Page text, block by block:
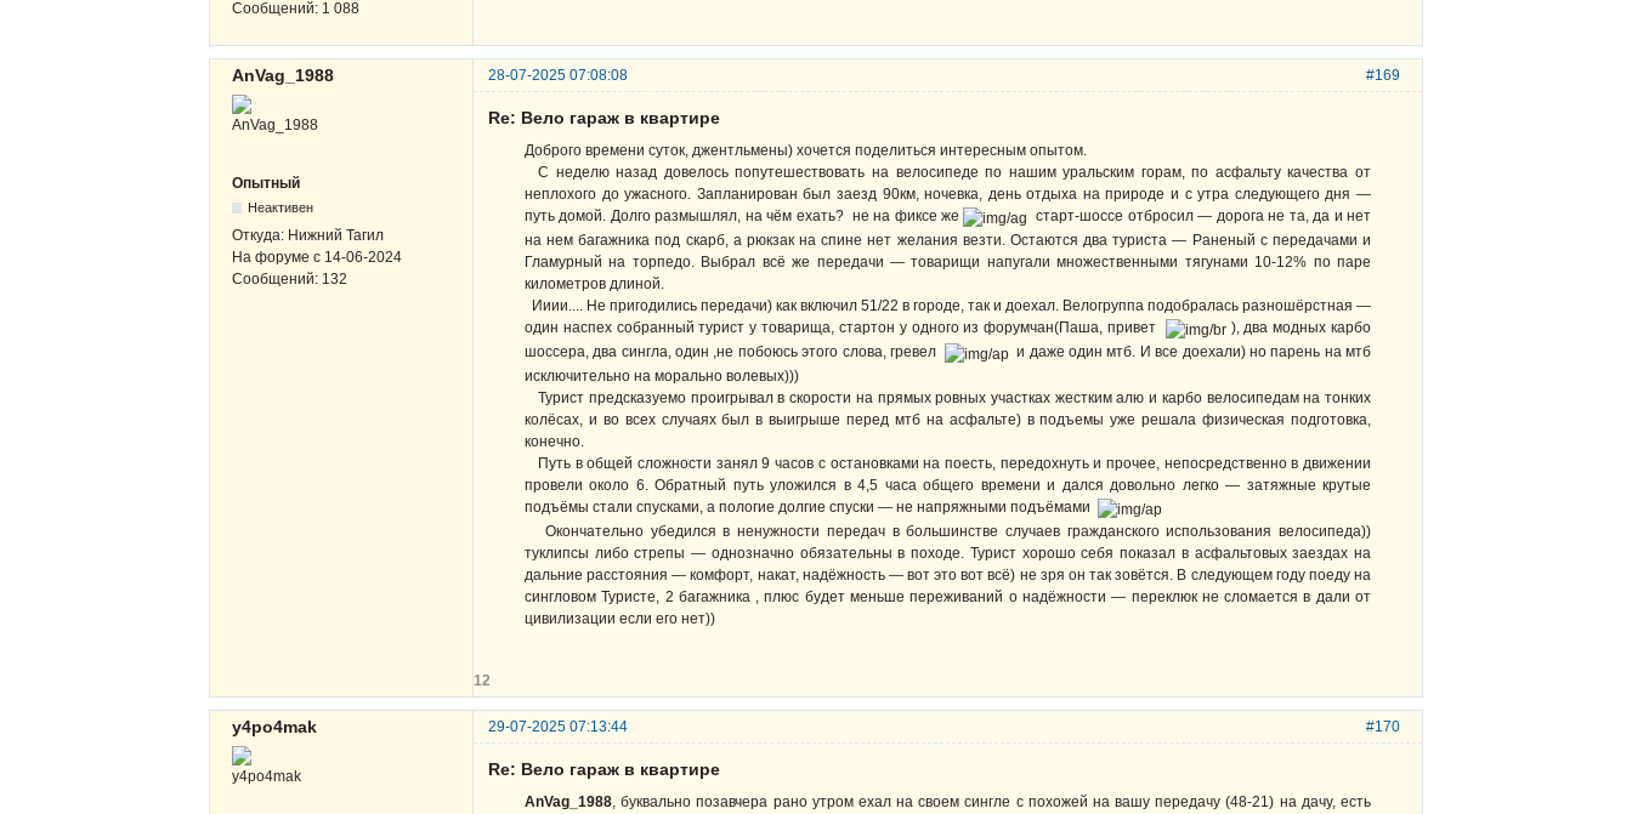
Сообщений: 1 088
#169
AnVag_1988 28-07-2025 07:08:08
Опытный
Неактивен
Откуда: Нижний Тагил
На форуме с 14-06-2024
Сообщений: 132
Re: Вело гараж в квартире
Доброго времени суток, джентльмены) хочется поделиться интересным опытом.
С неделю назад довелось попутешествовать на велосипеде по нашим уральским горам, по асфальту качества от
неплохого до ужасного. Запланирован был заезд 90км, ночевка, день отдыха на природе и с утра следующего дня —
путь домой. Долго размышлял, на чём ехать? не на фиксе же
старт-шоссе отбросил — дорога не та, да и нет
на нем багажника под скарб, а рюкзак на спине нет желания везти. Остаются два туриста — Раненый с передачами и
Гламурный на торпедо. Выбрал всё же передачи — товарищи напугали множественными тягунами 10-12% по паре
километров длиной.
Ииии.... Не пригодились передачи) как включил 51/22 в городе, так и доехал. Велогруппа подобралась разношёрстная —
один наспех собранный турист у товарища, стартон у одного из форумчан(Паша, привет
), два модных карбо
шоссера, два сингла, один ,не побоюсь этого слова, гревел
и даже один мтб. И все доехали) но парень на мтб
исключительно на морально волевых)))
Турист предсказуемо проигрывал в скорости на прямых ровных участках жестким алю и карбо велосипедам на тонких
колёсах, и во всех случаях был в выигрыше перед мтб на асфальте) в подъемы уже решала физическая подготовка,
конечно.
Путь в общей сложности занял 9 часов с остановками на поесть, передохнуть и прочее, непосредственно в движении
провели около 6. Обратный путь уложился в 4,5 часа общего времени и дался довольно легко — затяжные крутые
подъёмы стали спусками, а пологие долгие спуски — не напряжными подъёмами
Окончательно убедился в ненужности передач в большинстве случаев гражданского использования велосипеда))
туклипсы либо стрепы — однозначно обязательны в походе. Турист хорошо себя показал в асфальтовых заездах на
дальние расстояния — комфорт, накат, надёжность — вот это вот всё) не зря он так зовётся. В следующем году поеду на
сингловом Туристе, 2 багажника , плюс будет меньше переживаний о надёжности — переклюк не сломается в дали от
цивилизации если его нет))
12
#170
y4po4mak 29-07-2025 07:13:44
Re: Вело гараж в квартире
AnVag_1988, буквально позавчера рано утром ехал на своем сингле с похожей на вашу передачу (48-21) на дачу, есть